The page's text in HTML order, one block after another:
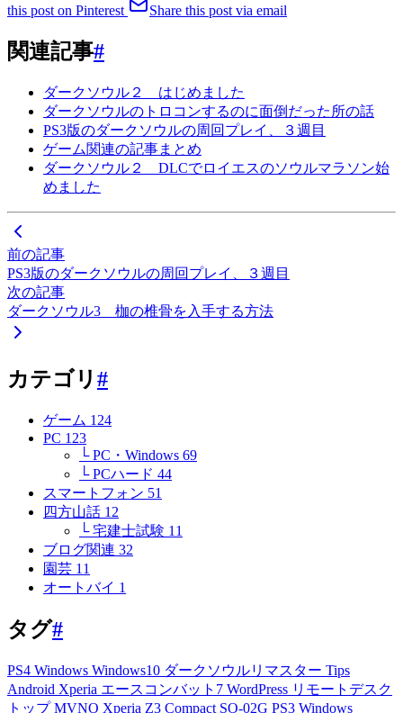
this post on Pinterest
Share this post via email
関連記事#
ダークソウル２ はじめました
ダークソウルのトロコンするのに面倒だった所の話
PS3版のダークソウルの周回プレイ、３週目
ゲーム関連の記事まとめ
ダークソウル２ DLCでロイエスのソウルマラソン始
めました
前の記事
PS3版のダークソウルの周回プレイ、３週目
次の記事
ダークソウル3 枷の椎骨を入手する方法
カテゴリ #
ゲーム 124
PC 123
└ PC・Windows 69
└ PCハード 44
スマートフォン 51
四方山話 12
└ 宅建士試験 11
ブログ関連 32
園芸 11
オートバイ 1
タグ#
PS4 Windows Windows10 ダークソウルリマスター Tips
Android Xperia エースコンバット7 WordPress リモートデスク
トップMVNO Xperia Z3 Compact SO-02G PS3 Windows